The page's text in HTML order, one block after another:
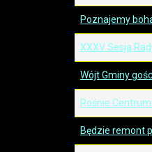
Poznajemy
XXXV Sesja
Wójt Gminy
Rośnie
Będzie remont